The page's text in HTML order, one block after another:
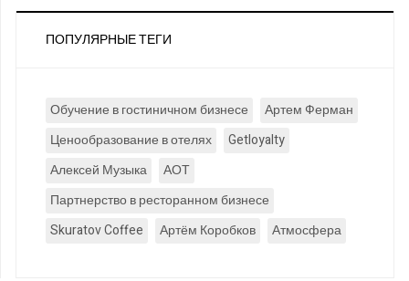
ПОПУЛЯРНЫЕ ТЕГИ
Обучение в гостиничном бизнесе
Артем Ферман
Ценообразование в отелях
Getloyalty
Алексей Музыка
АОТ
Партнерство в ресторанном бизнесе
Skuratov Coffee
Артём Коробков Атмосфера